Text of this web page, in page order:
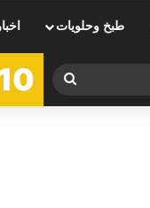
طبخ وحلويات
بحث
عن